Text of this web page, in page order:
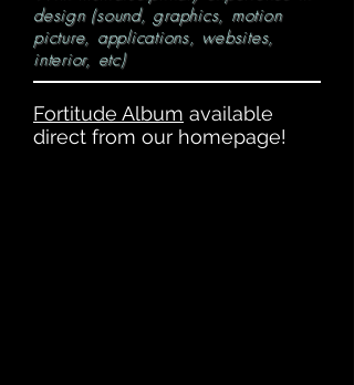
design (sound, graphics, motion
picture, applications, websites,
interior, etc)
Fortitude Album available
direct from our homepage!